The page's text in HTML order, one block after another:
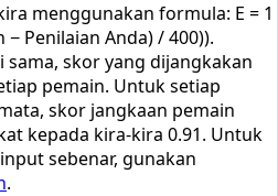
menggunakan formula: E = 1
− Penilaian Anda) / 400)).
skor yang dijangkakan
pemain. Untuk setiap
skor jangkaan pemain
kepada kira-kira 0.91. Untuk
sebenar, gunakan
.